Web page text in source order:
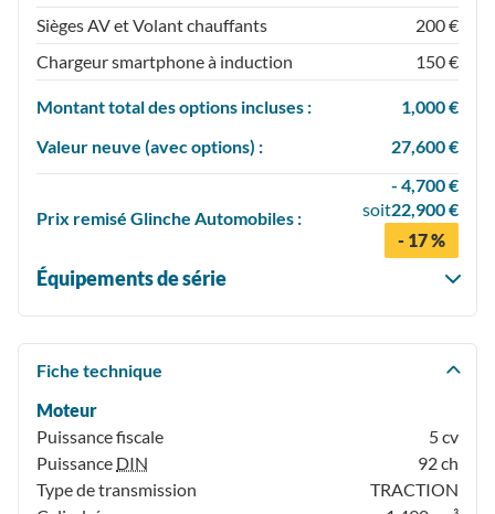
Sièges AV et Volant chauffants
200 €
Chargeur smartphone à induction
150 €
Montant total des options incluses :
1,000 €
Valeur neuve (avec options) :
27,600 €
Prix remisé Glinche Automobiles :
- 4,700 €
soit22,900 €
- 17 %
Équipements de série
Fiche technique
Moteur
Puissance fiscale
5 cv
Puissance DIN
92 ch
Type de transmission
TRACTION